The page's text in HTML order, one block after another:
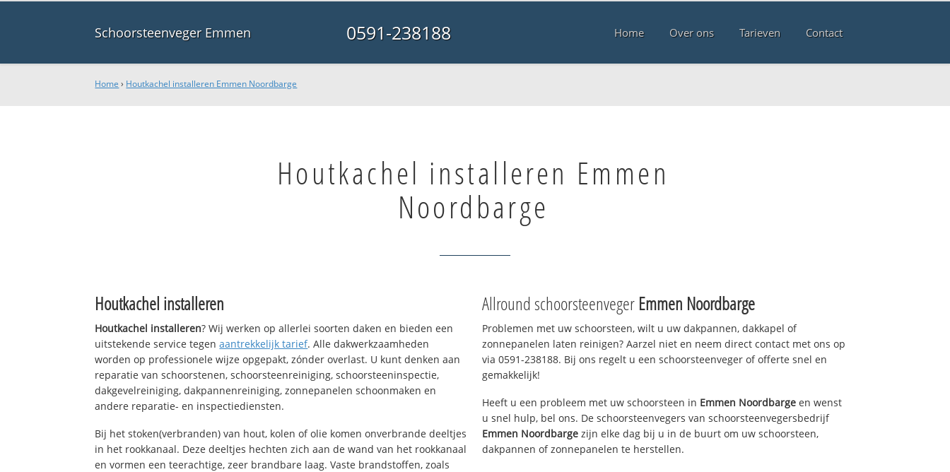
Schoorsteenveger Emmen 0591-238188 Home Over ons Tarieven Contact
Home › Houtkachel installeren Emmen Noordbarge
Houtkachel installeren Emmen
Noordbarge
Houtkachel installeren
Houtkachel installeren? Wij werken op allerlei soorten daken en bieden een
uitstekende service tegenaantrekkelijk tarief. Alle dakwerkzaamheden
worden op professionele wijze opgepakt, zónder overlast. U kunt denken aan
reparatie van schoorstenen, schoorsteenreiniging, schoorsteeninspectie,
dakgevelreiniging, dakpannenreiniging, zonnepanelen schoonmaken en
andere reparatie- en inspectiediensten.
Bij het stoken(verbranden) van hout, kolen of olie komen onverbrande deeltjes
in het rookkanaal. Deze deeltjes hechten zich aan de wand van het rookkanaal
en vormen een teerachtige, zeer brandbare laag. Vaste brandstoffen, zoals
Allround schoorsteenveger Emmen Noordbarge
Problemen met uw schoorsteen, wilt u uw dakpannen, dakkapel of
zonnepanelen laten reinigen? Aarzel niet en neem direct contact met ons op
via 0591-238188. Bij ons regelt u een schoorsteenveger of offerte snel en
gemakkelijk!
Heeft u een probleem met uw schoorsteen in Emmen Noordbarge en wenst
u snel hulp, bel ons. De schoorsteenvegers van schoorsteenvegersbedrijf
Emmen Noordbarge zijn elke dag bij u in de buurt om uw schoorsteen,
dakpannen of zonnepanelen te herstellen.